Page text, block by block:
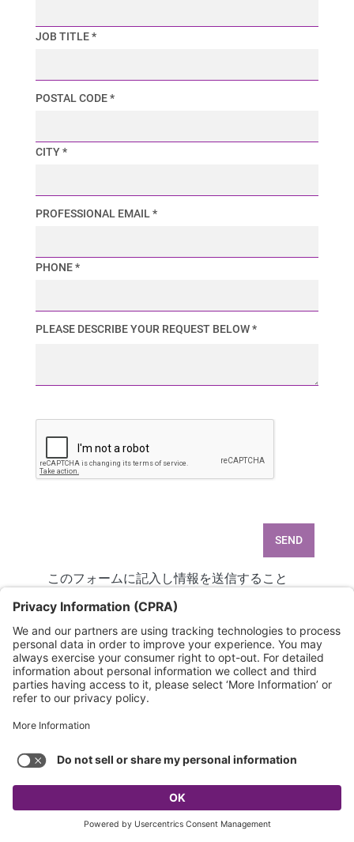
JOB TITLE *
POSTAL CODE *
CITY *
PROFESSIONAL EMAIL *
PHONE *
PLEASE DESCRIBE YOUR REQUEST BELOW *
SEND
このフォームに記入し情報を送信すること
で、マーケム・イマージュによるお客様の個
人情報の取扱いに同意いただいたしたものと
させていただきます。当社のデータ保護方針
については、 https://www.markem-
imaje.com/privacyをご確認ください。
keyboard_arrow_up
QUICK ACCESS TOOLS